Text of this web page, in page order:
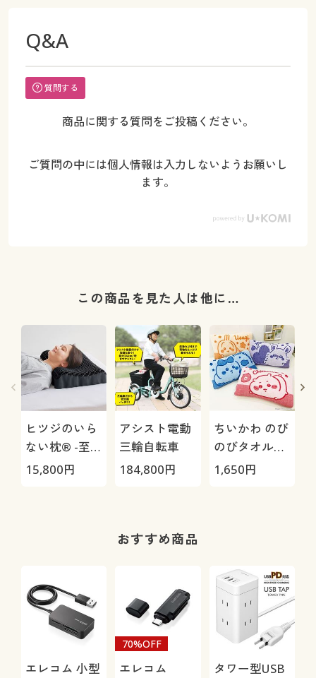
Q&A
質問する
商品に関する質問をご投稿ください。
ご質問の中には個人情報は入力しないようお願いし
ます。
この商品を見た人は他に…
ヒツジのいら
ない枕® -至
極-
15,800円
アシスト電動
三輪自転車
184,800円
ちいかわ のび
のびタオル地
枕カバー
1,650円
おすすめ商品
エレコム 小型
エレコム
70%OFF
タワー型USB